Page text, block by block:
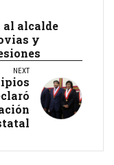
al alcalde
y
NEXT